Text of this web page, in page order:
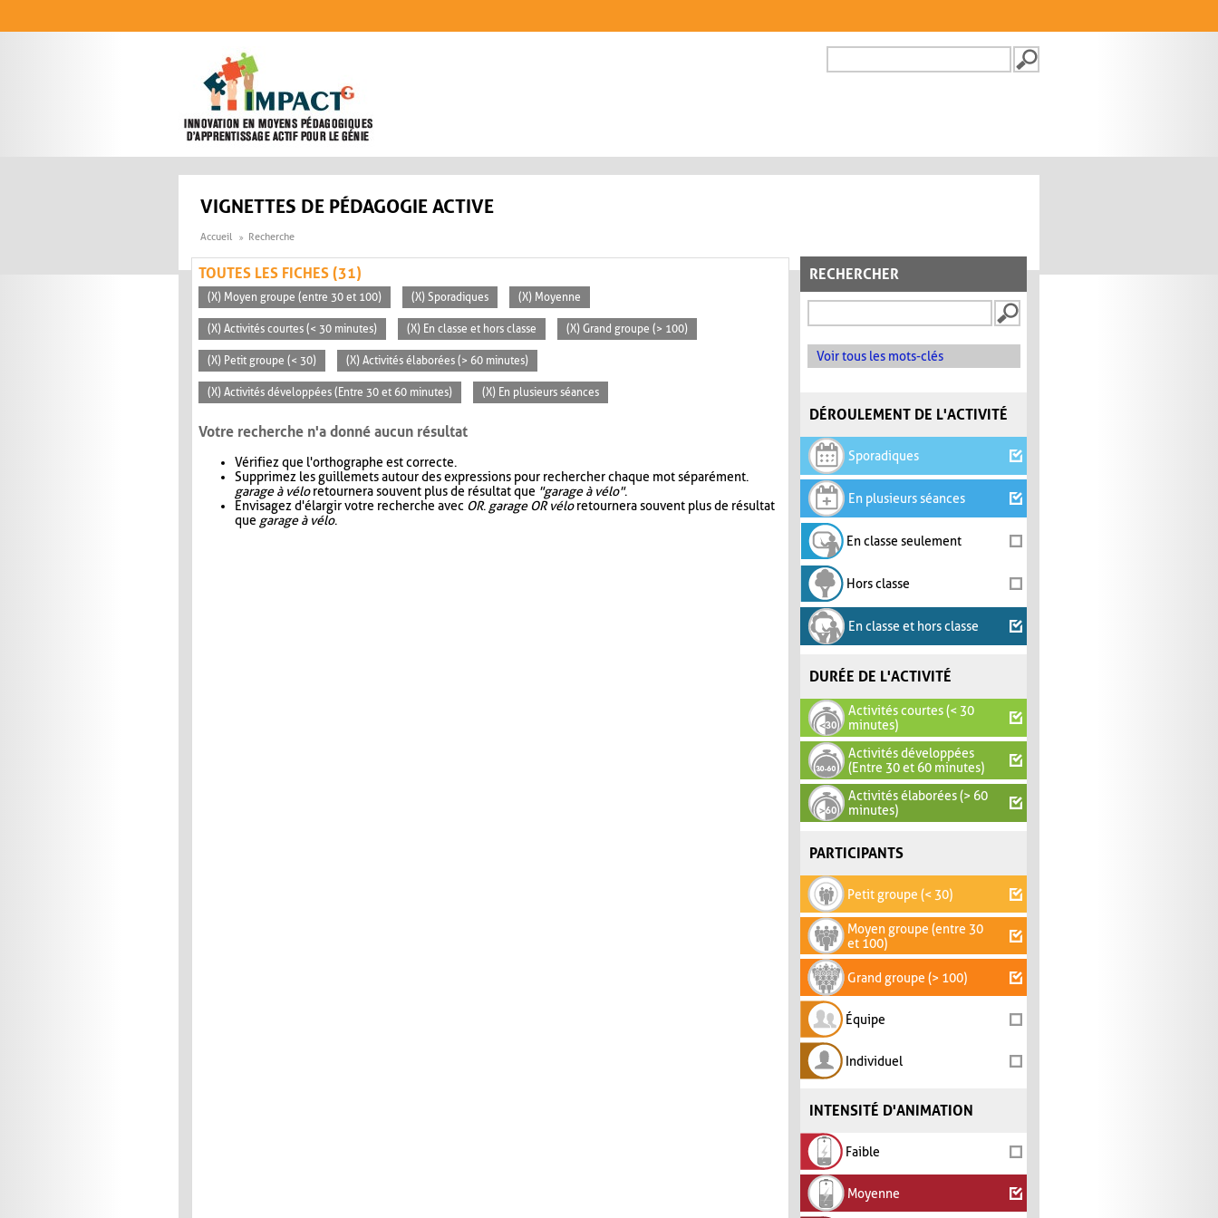
FORMULAIRE DE
VIGNETTES DE PÉDAGOGIE ACTIVE
Accueil Recherche
RECHERCHER
Voir tous les mots-clés
DÉROULEMENT DE L'ACTIVITÉ
Sporadiques
En plusieurs séances
En classe seulement
Hors classe
En classe et hors classe
DURÉE DE L'ACTIVITÉ
Activités courtes (< 30
minutes)
Activités développées
(Entre 30 et 60 minutes)
Activités élaborées (> 60
minutes)
PARTICIPANTS
Petit groupe (< 30)
Moyen groupe (entre 30
et 100)
Grand groupe (> 100)
Équipe
Individuel
INTENSITÉ D'ANIMATION
Faible
Moyenne
TOUTES LES FICHES (31)
(X) Moyen groupe (entre 30 et 100) (X) Sporadiques (X) Moyenne
(X) Activités courtes (< 30 minutes) (X) En classe et hors classe (X) Grand groupe (> 100)
(X) Petit groupe (< 30) (X) Activités élaborées (> 60 minutes)
(X) Activités développées (Entre 30 et 60 minutes) (X) En plusieurs séances
Votre recherche n'a donné aucun résultat
Vérifiez que l'orthographe est correcte.
Supprimez les guillemets autour des expressions pour rechercher chaque mot séparément.
garage à véloretournera souvent plus de résultat que "garage à vélo".
Envisagez d'élargir votre recherche avec OR. garage OR véloretournera souvent plus de résultat
que garage à vélo.